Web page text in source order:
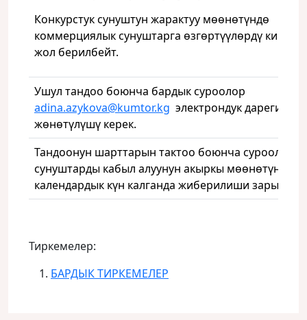
Конкурстук сунуштун жарактуу мөөнөтүндө
коммерциялык сунуштарга өзгөртүүлөрдү
жол берилбейт.
Ушул тандоо боюнча бардык суроолор
adina.azykova@kumtor.kg электрондук дарегине
жөнөтүлүшү керек.
Тандоонун шарттарын тактоо боюнча суроолор
сунуштарды кабыл алуунун акыркы мөөнөтүнө
календардык күн калганда жиберилиши зарыл.
Тиркемелер:
БАРДЫК ТИРКЕМЕЛЕР